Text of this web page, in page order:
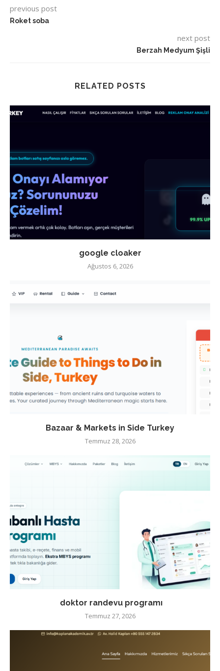
previous post
Roket soba
next post
Berzah Medyum Şişli
RELATED POSTS
google cloaker
Ağustos 6, 2026
Bazaar & Markets in Side Turkey
Temmuz 28, 2026
doktor randevu programı
Temmuz 27, 2026